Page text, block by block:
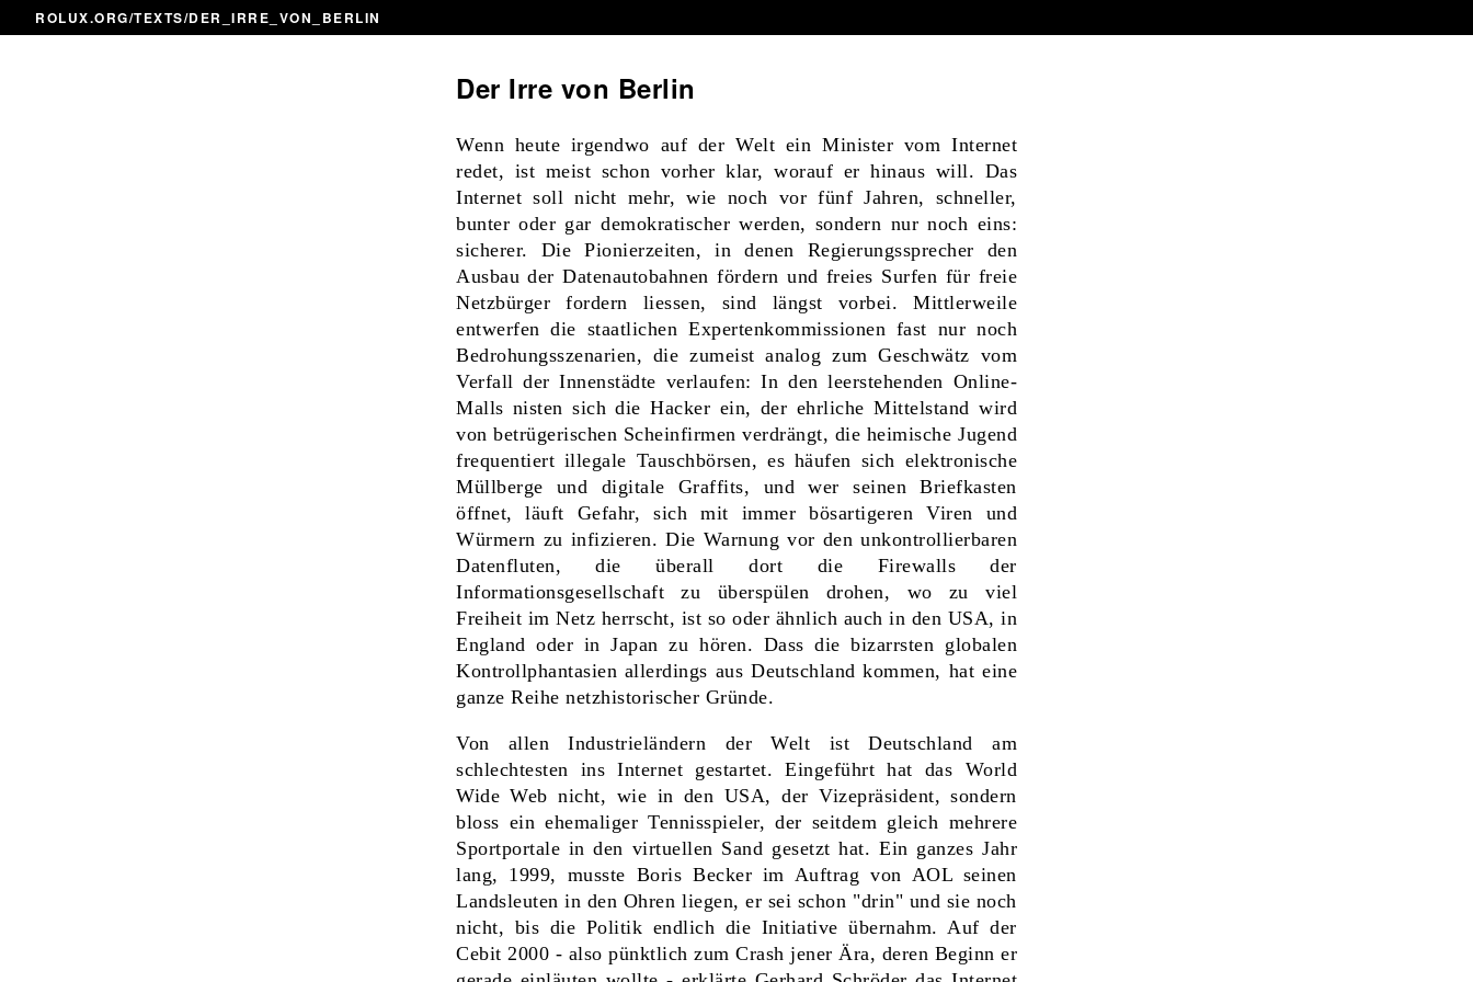
ROLUX.ORG/TEXTS/DER_IRRE_VON_BERLIN
Der Irre von Berlin
Wenn heute irgendwo auf der Welt ein Minister vom Internet
redet, ist meist schon vorher klar, worauf er hinaus will. Das
Internet soll nicht mehr, wie noch vor fünf Jahren, schneller,
bunter oder gar demokratischer werden, sondern nur noch eins:
sicherer. Die Pionierzeiten, in denen Regierungssprecher den
Ausbau der Datenautobahnen fördern und freies Surfen für freie
Netzbürger fordern liessen, sind längst vorbei. Mittlerweile
entwerfen die staatlichen Expertenkommissionen fast nur noch
Bedrohungsszenarien, die zumeist analog zum Geschwätz vom
Verfall der Innenstädte verlaufen: In den leerstehenden Online-
Malls nisten sich die Hacker ein, der ehrliche Mittelstand wird
von betrügerischen Scheinfirmen verdrängt, die heimische Jugend
frequentiert illegale Tauschbörsen, es häufen sich elektronische
Müllberge und digitale Graffits, und wer seinen Briefkasten
öffnet, läuft Gefahr, sich mit immer bösartigeren Viren und
Würmern zu infizieren. Die Warnung vor den unkontrollierbaren
Datenfluten, die überall dort die Firewalls der
Informationsgesellschaft zu überspülen drohen, wo zu viel
Freiheit im Netz herrscht, ist so oder ähnlich auch in den USA, in
England oder in Japan zu hören. Dass die bizarrsten globalen
Kontrollphantasien allerdings aus Deutschland kommen, hat eine
ganze Reihe netzhistorischer Gründe.
Von allen Industrieländern der Welt ist Deutschland am
schlechtesten ins Internet gestartet. Eingeführt hat das World
Wide Web nicht, wie in den USA, der Vizepräsident, sondern
bloss ein ehemaliger Tennisspieler, der seitdem gleich mehrere
Sportportale in den virtuellen Sand gesetzt hat. Ein ganzes Jahr
lang, 1999, musste Boris Becker im Auftrag von AOL seinen
Landsleuten in den Ohren liegen, er sei schon "drin" und sie noch
nicht, bis die Politik endlich die Initiative übernahm. Auf der
Cebit 2000 - also pünktlich zum Crash jener Ära, deren Beginn er